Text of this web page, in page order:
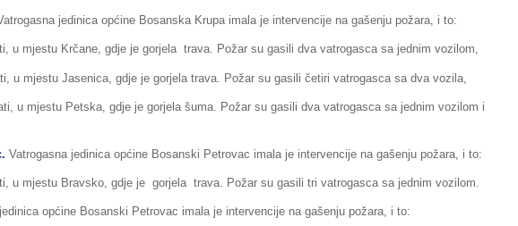
jedinica općine Bosanska Krupa imala je intervencije na gašenju požara, i to:
Krčane, gdje je gorjela trava. Požar su gasili dva vatrogasca sa jednim vozilom,
Jasenica, gdje je gorjela trava. Požar su gasili četiri vatrogasca sa dva vozila,
mjestu Petska, gdje je gorjela šuma. Požar su gasili dva vatrogasca sa jednim vozilom i
Vatrogasna jedinica općine Bosanski Petrovac imala je intervencije na gašenju požara, i to:
mjestu Bravsko, gdje je gorjela trava. Požar su gasili tri vatrogasca sa jednim vozilom.
općine Bosanski Petrovac imala je intervencije na gašenju požara, i to: